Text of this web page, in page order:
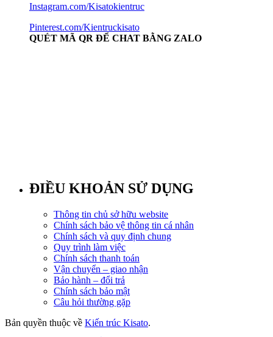
Instagram.com/Kisatokientruc
Pinterest.com/Kientruckisato
QUÉT MÃ QR ĐỂ CHAT BẰNG ZALO
ĐIỀU KHOẢN SỬ DỤNG
Thông tin chủ sở hữu website
Chính sách bảo vệ thông tin cá nhân
Chính sách và quy định chung
Quy trình làm việc
Chính sách thanh toán
Vận chuyển – giao nhận
Bảo hành – đổi trả
Chính sách bảo mật
Câu hỏi thường gặp
Bản quyền thuộc về Kiến trúc Kisato.